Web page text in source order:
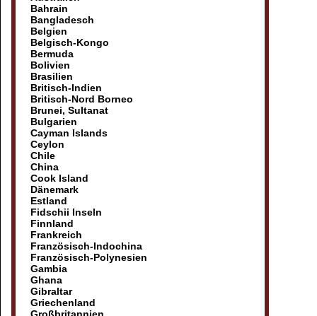
Bahrain
Bangladesch
Belgien
Belgisch-Kongo
Bermuda
Bolivien
Brasilien
Britisch-Indien
Britisch-Nord Borneo
Brunei, Sultanat
Bulgarien
Cayman Islands
Ceylon
Chile
China
Cook Island
Dänemark
Estland
Fidschii Inseln
Finnland
Frankreich
Französisch-Indochina
Französisch-Polynesien
Gambia
Ghana
Gibraltar
Griechenland